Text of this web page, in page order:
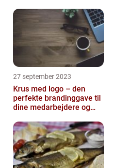
27 september 2023
Krus med logo – den
perfekte brandinggave til
dine medarbejdere og